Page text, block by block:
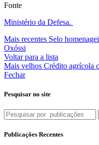
Fonte
Ministério da Defesa.
Mais recentes Selo
Oxóssi
Voltar para a lista
Mais velhos Crédito agrícola
Fechar
Pesquisar no site
Publicações Recentes